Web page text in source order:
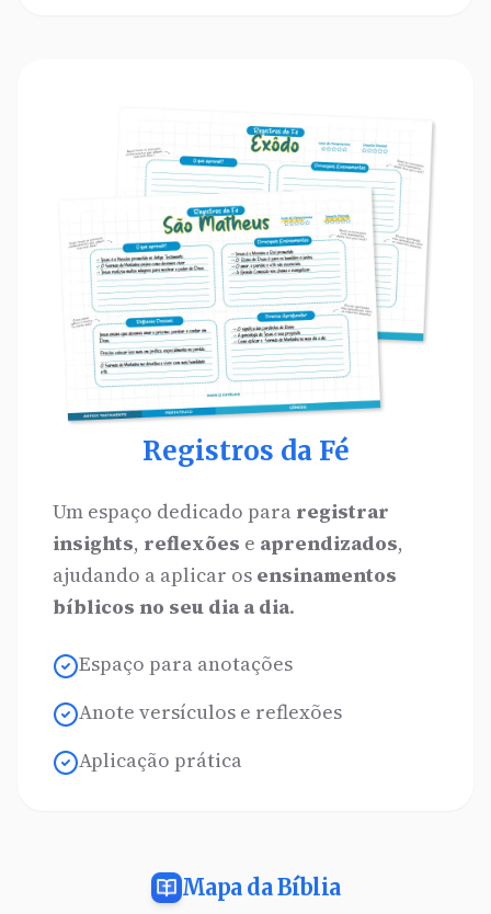
Registros da Fé
Um espaço dedicado para registrar
insights, reflexões e aprendizados,
ajudando a aplicar os ensinamentos
bíblicos no seu dia a dia.
Espaço para anotações
Anote versículos e reflexões
Aplicação prática
Mapa da Bíblia